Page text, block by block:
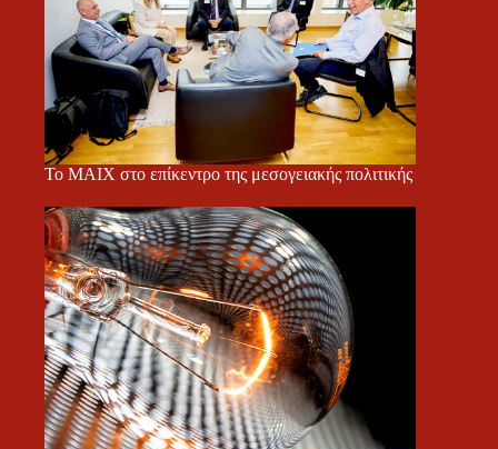
Το ΜΑΙΧ στο επίκεντρο της μεσογειακής πολιτικής